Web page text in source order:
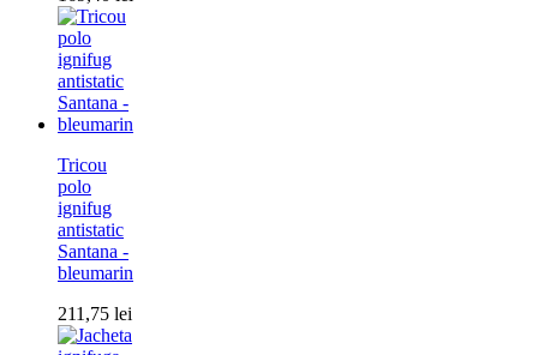
Tricou
polo
ignifug
antistatic
Santana -
bleumarin
211,75 lei